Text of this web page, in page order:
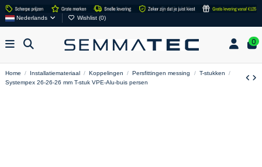
Nederlands Wishlist (0)
0
Home Installatiemateriaal Koppelingen Persfittingen messing
T-stukken
Systempex 26-26-26 mm T-stuk VPE-Alu-buis persen